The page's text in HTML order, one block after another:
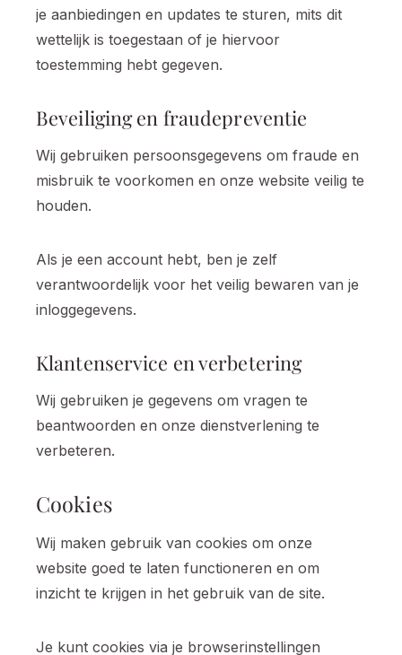
je aanbiedingen en updates te sturen, mits dit
wettelijk is toegestaan of je hiervoor
toestemming hebt gegeven.
Beveiliging en fraudepreventie
Wij gebruiken persoonsgegevens om fraude en
misbruik te voorkomen en onze website veilig te
houden.
Als je een account hebt, ben je zelf
verantwoordelijk voor het veilig bewaren van je
inloggegevens.
Klantenservice en verbetering
Wij gebruiken je gegevens om vragen te
beantwoorden en onze dienstverlening te
verbeteren.
Cookies
Wij maken gebruik van cookies om onze
website goed te laten functioneren en om
inzicht te krijgen in het gebruik van de site.
Je kunt cookies via je browserinstellingen